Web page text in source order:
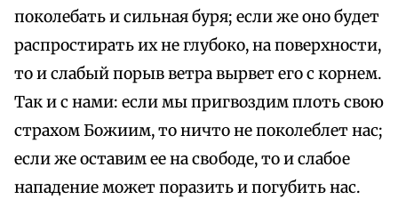
поколебать и сильная буря; если же оно будет
распростирать их не глубоко, на поверхности,
то и слабый порыв ветра вырвет его с корнем.
Так и с нами: если мы пригвоздим плоть свою
страхом Божиим, то ничто не поколеблет нас;
если же оставим ее на свободе, то и слабое
нападение может поразить и погубить нас.